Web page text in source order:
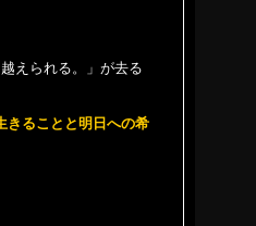
えられる。」が去る
きることと明日への希